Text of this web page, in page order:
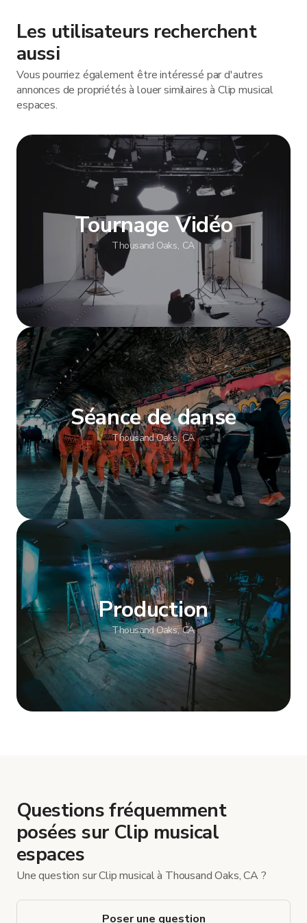
Les utilisateurs recherchent
aussi
Vous pourriez également être intéressé par d'autres
annonces de propriétés à louer similaires à Clip musical
espaces.
Tournage Vidéo
Thousand Oaks, CA
Afficher plus
Séance de danse
Thousand Oaks, CA
Production
Thousand Oaks, CA
Questions fréquemment
posées sur Clip musical
espaces
Une question sur Clip musical à Thousand Oaks, CA ?
Poser une question